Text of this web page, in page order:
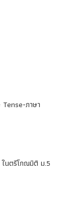
ภาษา
นตรีโกณมิติ ม.5